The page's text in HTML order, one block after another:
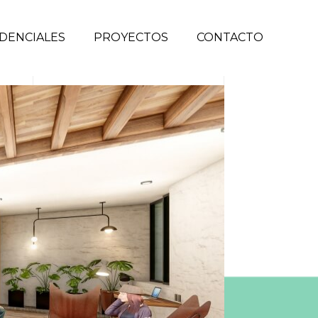
PROYECTOS CONTACTO